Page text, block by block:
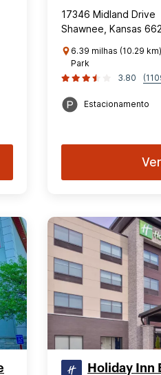
17346 Midland Drive
Shawnee, Kansas
6.39 milhas (10.29
Park
3.80
Estacionamento
Holiday Inn